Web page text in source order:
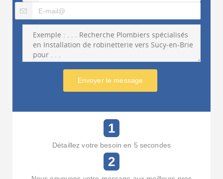
Envoyer le message
1
Détaillez votre besoin en 5 secondes
2